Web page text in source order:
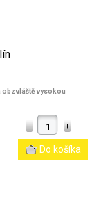
obzvláště vysokou